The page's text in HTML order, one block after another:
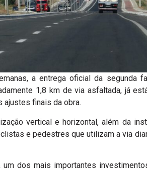
a entrega oficial da segunda
1,8 km de via asfaltada, já
ajustes finais da obra.
vertical e horizontal, além da
e pedestres que utilizam a via
dos mais importantes